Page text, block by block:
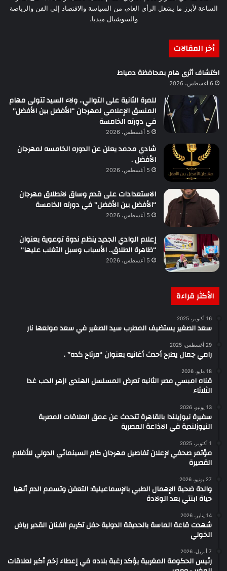
الساعة لأبرز ما يشغل الرأي العام، من السياسة والاقتصاد إلى الفن والرياضة
والسوشيال ميديا.
أخر المقالات
اكتشاف أثرى هام بمحافظة دمياط
6 أغسطس، 2026
للمرة الثانية على التوالي.. ولاء السيد تتولى مهام
المنسق الإعلامي لمهرجان “الأفضل بين الأفضل”
في دورته الخامسة
5 أغسطس، 2026
شادي محمد يعلن عن الدوره الخامسه لمهرجان
الأفضل .
5 أغسطس، 2026
الاستعدادات على قدم وساق لانطلاق مهرجان
“الأفضل بين الأفضل” في دورته الخامسة
5 أغسطس، 2026
إعلام الوادي الجديد ينظم ندوة توعوية بعنوان
“ظاهرة الطلاق.. الأسباب وسبل التغلب عليها”
5 أغسطس، 2026
الأكثر قراءة
16 أكتوبر، 2025
سعد الصغير يستضيف المطرب سيد الصغير في سعد مولعها نار
29 أغسطس، 2025
رامي جمال يطرح أحدث أغانيه بعنوان “مرتاح كده” .
18 مايو، 2026
قناه امبسي مصر الثانيه تعرض المسلسل الهندى ازهر الحب غدا
الثلاثاء
13 يونيو، 2026
سفيرة نيوزيلندا بالقاهرة تتحدث عن عمق العلاقات المصرية
النيوزلندية ‏في الاذاعة المصرية
1 أكتوبر، 2025
مؤتمر صحفي لإعلان تفاصيل مهرجان كام السينمائي الدولي للأفلام
القصيرة
27 يونيو، 2026
والدة ضحية الإهمال الطبي بالإسماعيلية: التعفن وتسمم الدم أنهيا
حياة ابنتي بعد الولادة
14 يناير، 2026
شهدت قاعة الماسة بالحديقة الدولية حفل تكريم الفنان القدير رياض
الخولي
7 أبريل، 2026
رئيس الحكومة المغربية يؤكد رغبة بلاده في إعطاء زخم أكبر لعلاقات